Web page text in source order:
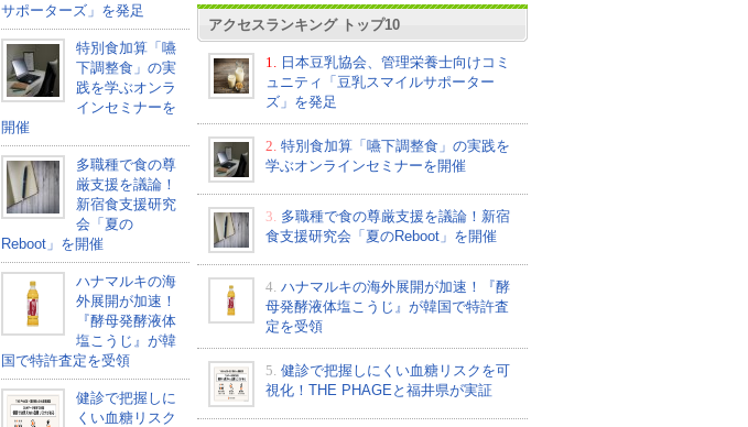
サポーターズ」を発足
特別食加算「嚥
下調整食」の実
践を学ぶオンラ
インセミナーを
開催
多職種で食の尊
厳支援を議論！
新宿食支援研究
会「夏の
Reboot」を開催
ハナマルキの海
外展開が加速！
『酵母発酵液体
塩こうじ』が韓
国で特許査定を受領
健診で把握しに
くい血糖リスク
アクセスランキング トップ10
1.
日本豆乳協会、管理栄養士向けコミ
ュニティ「豆乳スマイルサポーター
ズ」を発足
2. 特別食加算「嚥下調整食」の実践を
学ぶオンラインセミナーを開催
3. 多職種で食の尊厳支援を議論！新宿
食支援研究会「夏のReboot」を開催
4. ハナマルキの海外展開が加速！『酵
母発酵液体塩こうじ』が韓国で特許査
定を受領
5. 健診で把握しにくい血糖リスクを可
視化！THE PHAGEと福井県が実証